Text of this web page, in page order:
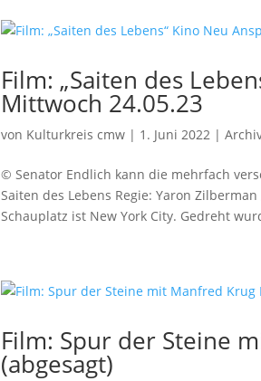
Film: „Saiten des
Mittwoch 24.05.23
von Kulturkreis cmw | 1. Juni 2022 |
© Senator Endlich kann die mehrfach
Saiten des Lebens Regie: Yaron
Schauplatz ist New York City. Gedreht
Film: Spur der Steine
(abgesagt)